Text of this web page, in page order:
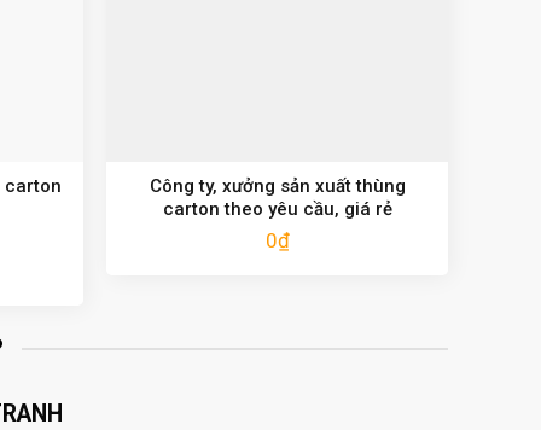
carton
Công ty, xưởng sản xuất thùng
carton theo yêu cầu, giá rẻ
0₫